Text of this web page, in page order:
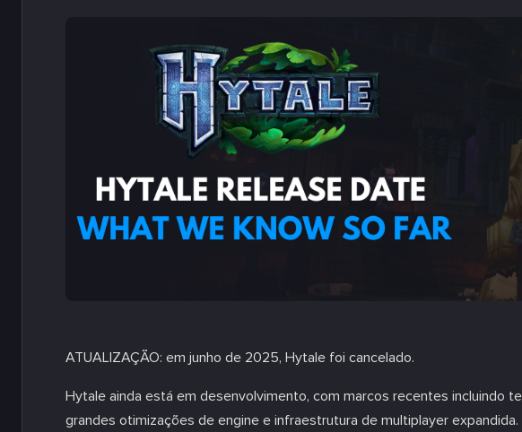
ATUALIZAÇÃO: em junho de 2025, Hytale foi cancelado.
Hytale ainda está em desenvolvimento, com marcos recentes incluindo
grandes otimizações de engine e infraestrutura de multiplayer